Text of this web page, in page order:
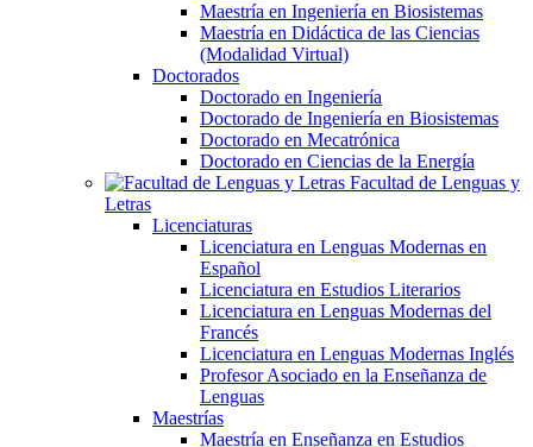
Maestría en Ingeniería en Biosistemas
Maestría en Didáctica de las Ciencias
(Modalidad Virtual)
Doctorados
Doctorado en Ingeniería
Doctorado de Ingeniería en Biosistemas
Doctorado en Mecatrónica
Doctorado en Ciencias de la Energía
Facultad de Lenguas y
Letras
Licenciaturas
Licenciatura en Lenguas Modernas en
Español
Licenciatura en Estudios Literarios
Licenciatura en Lenguas Modernas del
Francés
Licenciatura en Lenguas Modernas Inglés
Profesor Asociado en la Enseñanza de
Lenguas
Maestrías
Maestría en Enseñanza en Estudios